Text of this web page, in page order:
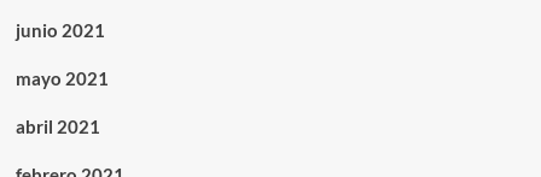
junio 2021
mayo 2021
abril 2021